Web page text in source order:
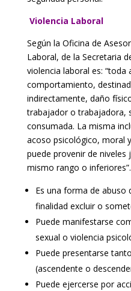
Violencia Laboral
Según la Oficina de
Laboral, de la Secretaria
violencia laboral es: “toda
comportamiento,
indirectamente, daño
trabajador o trabajadora,
consumada. La misma
acoso psicológico, moral
puede provenir de niveles
mismo rango o inferiores”.
Es una forma de abuso
finalidad excluir o
Puede manifestarse
sexual o violencia
Puede presentarse
(ascendente o
Puede ejercerse por